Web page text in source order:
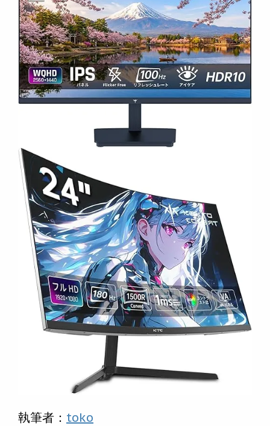
執筆者： toko